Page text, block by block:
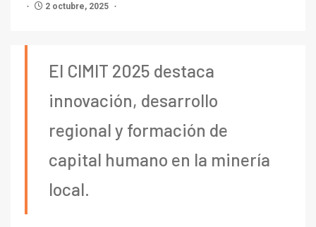
2 octubre, 2025
El CIMIT 2025 destaca
innovación, desarrollo
regional y formación de
capital humano en la minería
local.